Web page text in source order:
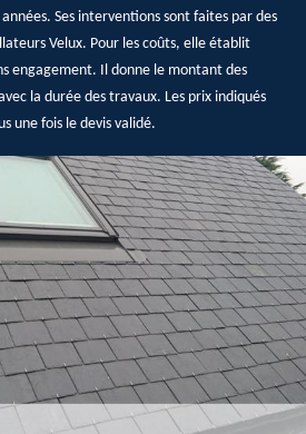
Ses interventions sont faites par des
Velux. Pour les coûts, elle établit
engagement. Il donne le montant des
la durée des travaux. Les prix indiqués
une fois le devis validé.